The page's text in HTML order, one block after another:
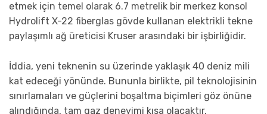
etmek için temel olarak 6.7 metrelik bir merkez konsol
Hydrolift X-22 fiberglas gövde kullanan elektrikli tekne
paylaşımlı ağ üreticisi Kruser arasındaki bir işbirliğidir.
İddia, yeni teknenin su üzerinde yaklaşık 40 deniz mili
kat edeceği yönünde. Bununla birlikte, pil teknolojisinin
sınırlamaları ve güçlerini boşaltma biçimleri göz önüne
alındığında, tam gaz deneyimi kısa olacaktır.